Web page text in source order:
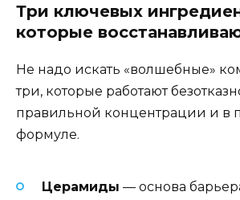
Три ключевых
которые
Не надо искать «волшебные»
три, которые работают
правильной концентрации и в
формуле.
Церамиды — основа